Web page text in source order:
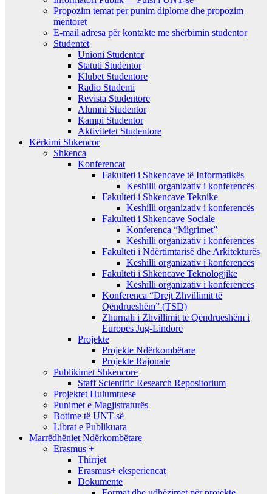
Propozim temat per punim diplome dhe propozim
mentoret
E-mail adresa për kontakte me shërbimin studentor
Studentët
Unioni Studentor
Statuti Studentor
Klubet Studentore
Radio Studenti
Revista Studentore
Alumni Studentor
Kampi Studentor
Aktivitetet Studentore
Kërkimi Shkencor
Shkenca
Konferencat
Fakulteti i Shkencave të Informatikës
Keshilli organizativ i konferencës
Fakulteti i Shkencave Teknike
Keshilli organizativ i konferencës
Fakulteti i Shkencave Sociale
Konferenca “Migrimet”
Keshilli organizativ i konferencës
Fakulteti i Ndërtimtarisë dhe Arkitekturës
Keshilli organizativ i konferencës
Fakulteti i Shkencave Teknologjike
Keshilli organizativ i konferencës
Konferenca “Drejt Zhvillimit të
Qëndrueshëm” (TSD)
Zhurnali i Zhvillimit të Qëndrueshëm i
Europes Jug-Lindore
Projekte
Projekte Ndërkombëtare
Projekte Rajonale
Publikimet Shkencore
Staff Scientific Research Repositorium
Projektet Hulumtuese
Punimet e Magjistraturës
Botime të UNT-së
Librat e Publikuara
Marrëdhëniet Ndërkombëtare
Erasmus +
Thirrjet
Erasmus+ eksperiencat
Dokumente